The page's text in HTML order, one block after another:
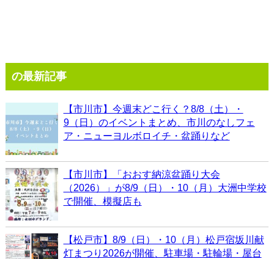
の最新記事
【市川市】今週末どこ行く？8/8（土）・
9（日）のイベントまとめ、市川のなしフェ
ア・ニューヨルボロイチ・盆踊りなど
【市川市】「おおす納涼盆踊り大会
（2026）」が8/9（日）・10（月）大洲中学校
で開催、模擬店も
【松戸市】8/9（日）・10（月）松戸宿坂川献
灯まつり2026が開催、駐車場・駐輪場・屋台